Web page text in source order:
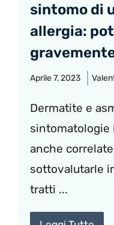
sintomo di
allergia:
Aprile 7, 2023
Dermatite e
sintomatologie
anche
sottovalutarle
tratti ...